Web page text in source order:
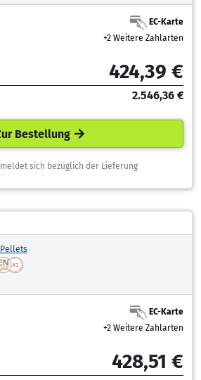
EC-Karte
+2 Weitere Zahlarten
424,39 €
2.546,36 €
Bestellung
sich bezüglich der Lieferung
EC-Karte
+2 Weitere Zahlarten
428,51 €